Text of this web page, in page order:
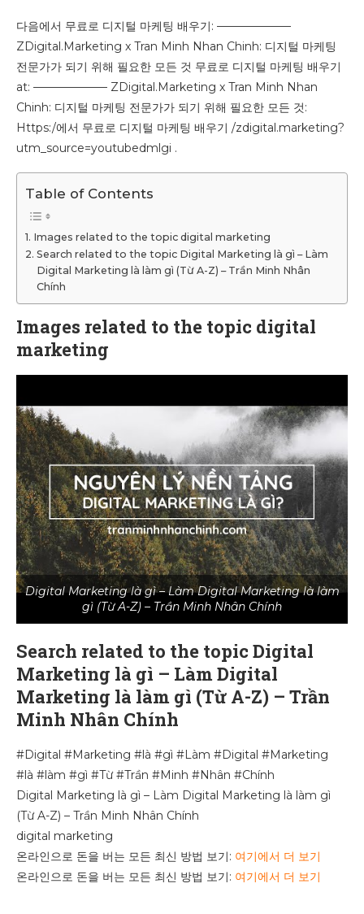
다음에서 무료로 디지털 마케팅 배우기: ——————–
ZDigital.Marketing x Tran Minh Nhan Chinh: 디지털 마케팅
전문가가 되기 위해 필요한 모든 것 무료로 디지털 마케팅 배우기
at: ——————– ZDigital.Marketing x Tran Minh Nhan
Chinh: 디지털 마케팅 전문가가 되기 위해 필요한 모든 것:
Https:/에서 무료로 디지털 마케팅 배우기 /zdigital.marketing?
utm_source=youtubedmlgi .
Table of Contents
Images related to the topic digital marketing
Search related to the topic Digital Marketing là gì – Làm
Digital Marketing là làm gì (Từ A-Z) – Trần Minh Nhân
Chính
Images related to the topic digital
marketing
Digital Marketing là gì – Làm Digital Marketing là làm
gì (Từ A-Z) – Trần Minh Nhân Chính
Search related to the topic Digital
Marketing là gì – Làm Digital
Marketing là làm gì (Từ A-Z) – Trần
Minh Nhân Chính
#Digital #Marketing #là #gì #Làm #Digital #Marketing
#là #làm #gì #Từ #Trần #Minh #Nhân #Chính
Digital Marketing là gì – Làm Digital Marketing là làm gì
(Từ A-Z) – Trần Minh Nhân Chính
digital marketing
온라인으로 돈을 버는 모든 최신 방법 보기: 여기에서 더 보기
온라인으로 돈을 버는 모든 최신 방법 보기: 여기에서 더 보기